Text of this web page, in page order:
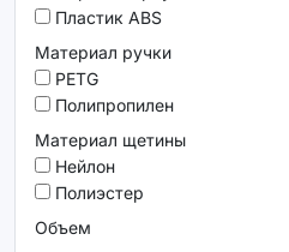
Пластик ABS
Материал ручки
PETG
Полипропилен
Материал щетины
Нейлон
Полиэстер
Объем